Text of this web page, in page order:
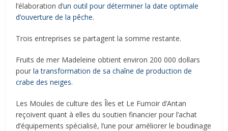
l’élaboration d’un outil pour déterminer la date optimale
d’ouverture de la pêche.
Trois entreprises se partagent la somme restante.
Fruits de mer Madeleine obtient environ 200 000 dollars
pourla transformation de sa chaîne de production de
crabe des neiges.
Les Moules de culture des Îles et Le Fumoir d’Antan
reçoivent quant à elles du soutien financier pour l’achat
d’équipements spécialisé, l’une pour améliorer le boudinage